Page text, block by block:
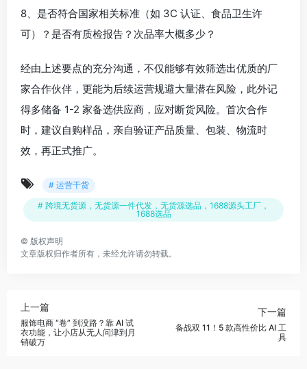
8、是否符合国家相关标准（如 3C 认证、食品卫生许
可）？是否有质检报告？次品率大概多少？
经由上述要点的充分沟通，不仅能够有效筛选出优质的厂
家合作伙伴，更能为后续运营规避大量潜在风险，此外记
得多储备 1-2 家备选供应商，应对断货风险。首次合作
时，建议自购样品，亲自验证产品质量、包装、物流时
效，再正式推广。
# 运营干货
# 跨境无货源，无货源一件代发，无货源选品，1688源头工厂，
1688选品
© 版权声明
文章版权归作者所有，未经允许请勿转载。
上一篇
服饰电商 “卷” 到没路？靠 AI 试
衣功能，让小店从无人问津到月
销破万
下一篇
备战双 11！5 款高性价比 AI 工
具